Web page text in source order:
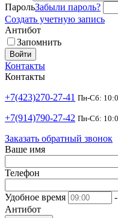
ПарольЗабыли пароль?
Создать учетную запись
Антибот
Запомнить
Войти
Контакты
Контакты
+7(423)270-27-41 Пн-Сб:
+7(914)790-27-42 Пн-Сб:
Заказать обратный звонок
Ваше имя
Телефон
Удобное время
-
Антибот